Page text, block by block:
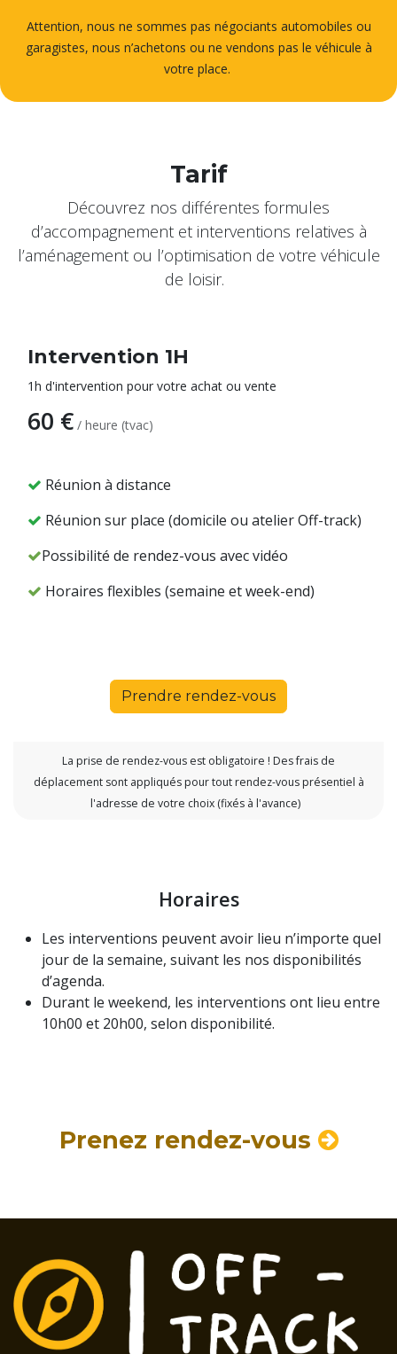
Attention, nous ne sommes pas négociants automobiles ou
garagistes, nous n’achetons ou ne vendons pas le véhicule à
votre place.
Tarif
Découvrez nos différentes formules
d’accompagnement et interventions relatives à
l’aménagement ou l’optimisation de votre véhicule
de loisir.
Intervention 1H
1h d'intervention pour votre achat ou vente
60 € / heure (tvac)
Réunion à distance
Réunion sur place (domicile ou atelier Off-track)
Possibilité de rendez-vous avec vidéo
Horaires flexibles (semaine et week-end)
Prendre rendez-vous
La prise de rendez-vous est obligatoire ! Des frais de
déplacement sont appliqués pour tout rendez-vous présentiel à
l'adresse de votre choix (fixés à l'avance)
Horaires
Les interventions peuvent avoir lieu n’importe quel
jour de la semaine, suivant les nos disponibilités
d’agenda.
Durant le weekend, les interventions ont lieu entre
10h00 et 20h00, selon disponibilité.
Prenez rendez-vous